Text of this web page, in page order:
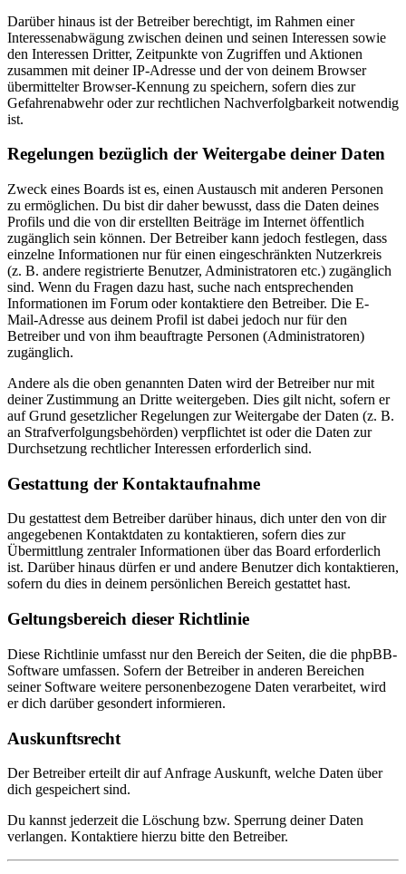
Darüber hinaus ist der Betreiber berechtigt, im Rahmen einer
Interessenabwägung zwischen deinen und seinen Interessen sowie
den Interessen Dritter, Zeitpunkte von Zugriffen und Aktionen
zusammen mit deiner IP-Adresse und der von deinem Browser
übermittelter Browser-Kennung zu speichern, sofern dies zur
Gefahrenabwehr oder zur rechtlichen Nachverfolgbarkeit notwendig
ist.
Regelungen bezüglich der Weitergabe deiner Daten
Zweck eines Boards ist es, einen Austausch mit anderen Personen
zu ermöglichen. Du bist dir daher bewusst, dass die Daten deines
Profils und die von dir erstellten Beiträge im Internet öffentlich
zugänglich sein können. Der Betreiber kann jedoch festlegen, dass
einzelne Informationen nur für einen eingeschränkten Nutzerkreis
(z. B. andere registrierte Benutzer, Administratoren etc.) zugänglich
sind. Wenn du Fragen dazu hast, suche nach entsprechenden
Informationen im Forum oder kontaktiere den Betreiber. Die E-
Mail-Adresse aus deinem Profil ist dabei jedoch nur für den
Betreiber und von ihm beauftragte Personen (Administratoren)
zugänglich.
Andere als die oben genannten Daten wird der Betreiber nur mit
deiner Zustimmung an Dritte weitergeben. Dies gilt nicht, sofern er
auf Grund gesetzlicher Regelungen zur Weitergabe der Daten (z. B.
an Strafverfolgungsbehörden) verpflichtet ist oder die Daten zur
Durchsetzung rechtlicher Interessen erforderlich sind.
Gestattung der Kontaktaufnahme
Du gestattest dem Betreiber darüber hinaus, dich unter den von dir
angegebenen Kontaktdaten zu kontaktieren, sofern dies zur
Übermittlung zentraler Informationen über das Board erforderlich
ist. Darüber hinaus dürfen er und andere Benutzer dich kontaktieren,
sofern du dies in deinem persönlichen Bereich gestattet hast.
Geltungsbereich dieser Richtlinie
Diese Richtlinie umfasst nur den Bereich der Seiten, die die phpBB-
Software umfassen. Sofern der Betreiber in anderen Bereichen
seiner Software weitere personenbezogene Daten verarbeitet, wird
er dich darüber gesondert informieren.
Auskunftsrecht
Der Betreiber erteilt dir auf Anfrage Auskunft, welche Daten über
dich gespeichert sind.
Du kannst jederzeit die Löschung bzw. Sperrung deiner Daten
verlangen. Kontaktiere hierzu bitte den Betreiber.